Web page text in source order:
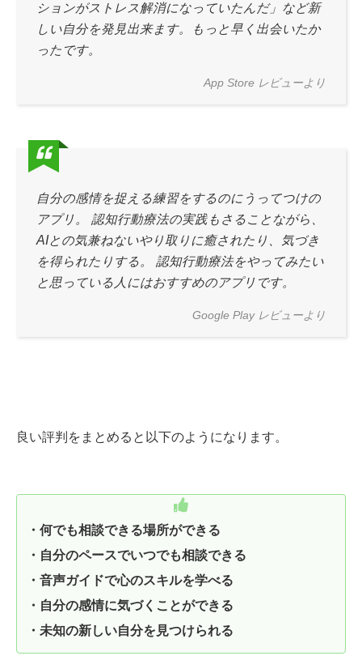
ションがストレス解消になっていたんだ」など新
しい自分を発見出来ます。もっと早く出会いたか
ったです。
App Store レビューより
自分の感情を捉える練習をするのにうってつけの
アプリ。 認知行動療法の実践もさることながら、
AIとの気兼ねないやり取りに癒されたり、気づき
を得られたりする。 認知行動療法をやってみたい
と思っている人にはおすすめのアプリです。
Google Play レビューより
良い評判をまとめると以下のようになります。
・何でも相談できる場所ができる
・自分のペースでいつでも相談できる
・音声ガイドで心のスキルを学べる
・自分の感情に気づくことができる
・未知の新しい自分を見つけられる